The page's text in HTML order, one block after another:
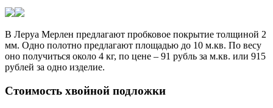
В Леруа Мерлен предлагают пробковое покрытие толщиной 2
мм. Одно полотно предлагают площадью до 10 м.кв. По весу
оно получиться около 4 кг, по цене – 91 рубль за м.кв. или 915
рублей за одно изделие.
Стоимость хвойной подложки